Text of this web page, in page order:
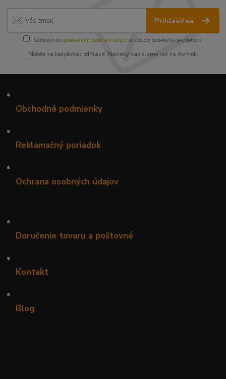
Prihlásiť sa
Súhlasím sospracovaním osobných údajov za účelom zasielania newslettera.
Môžete sa kedykoľvek odhlásiť. Novinky zasielame raz za štvrťrok.
•
Obchodné podmienky
•
Reklamačný poriadok
•
Ochrana osobných údajov
•
Doručenie tovaru a poštovné
•
Kontakt
•
Blog